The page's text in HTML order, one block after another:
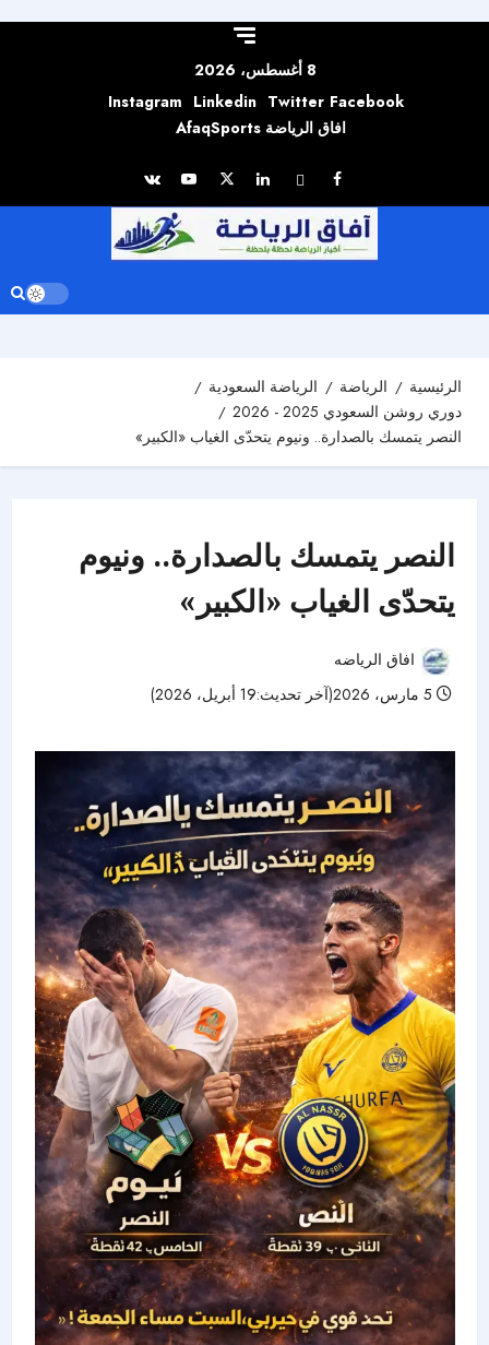
8 أغسطس، 2026
Facebook
Twitter
Linkedin
Instagram
افاق الرياضة AfaqSports
الرئيسية الرياضة
الرياضة السعودية
دوري روشن السعودي 2025 - 2026
النصر يتمسك بالصدارة.. ونيوم يتحدّى الغياب «الكبير»
النصر يتمسك بالصدارة.. ونيوم
يتحدّى الغياب «الكبير»
افاق الرياضه